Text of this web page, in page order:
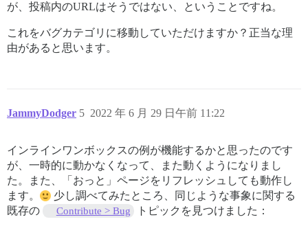
が、投稿内のURLはそうではない、ということですね。
これをバグカテゴリに移動していただけますか？正当な理
由があると思います。
JammyDodger 2022 年 6 月 29 日午前 11:22
5
インラインワンボックスの例が機能するかと思ったのです
が、一時的に動かなくなって、また動くようになりまし
た。また、「おっと」ページをリフレッシュしても動作し
ます。
少し調べてみたところ、同じような事象に関する
既存の
Contribute > Bug トピックを見つけました：